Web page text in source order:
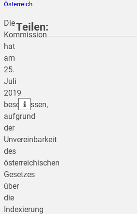
Österreich
Die
Kommission
hat
am
25.
Juli
2019
beschlossen,
aufgrund
der
Unvereinbarkeit
des
österreichischen
Gesetzes
über
die
Indexierung
Teilen:
teilen